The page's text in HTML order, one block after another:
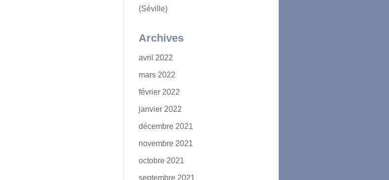
(Séville)
Archives
avril 2022
mars 2022
février 2022
janvier 2022
décembre 2021
novembre 2021
octobre 2021
septembre 2021